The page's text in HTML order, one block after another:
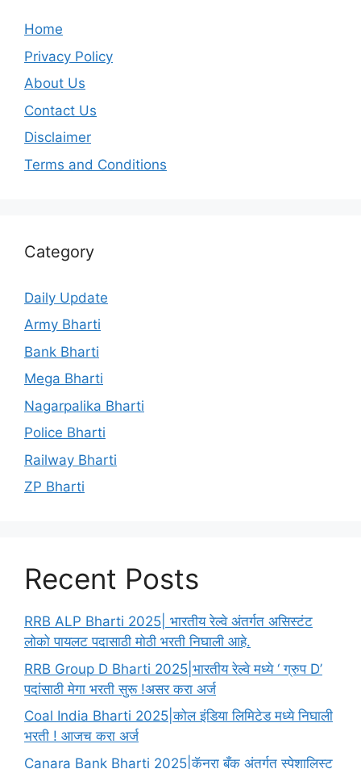
Home
Privacy Policy
About Us
Contact Us
Disclaimer
Terms and Conditions
Category
Daily Update
Army Bharti
Bank Bharti
Mega Bharti
Nagarpalika Bharti
Police Bharti
Railway Bharti
ZP Bharti
Recent Posts
RRB ALP Bharti 2025| भारतीय रेल्वे अंतर्गत असिस्टंट
लोको पायलट पदासाठी मोठी भरती निघाली आहे.
RRB Group D Bharti 2025|भारतीय रेल्वे मध्ये ‘ ग्रुप D’
पदांसाठी मेगा भरती सुरू !असर करा अर्ज
Coal India Bharti 2025|कोल इंडिया लिमिटेड मध्ये निघाली
भरती ! आजच करा अर्ज
Canara Bank Bharti 2025|कॅनरा बँक अंतर्गत स्पेशालिस्ट